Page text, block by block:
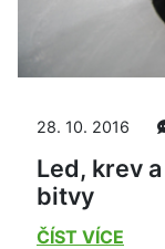
28. 10. 2016
Led, krev
bitvy
ČÍST VÍCE